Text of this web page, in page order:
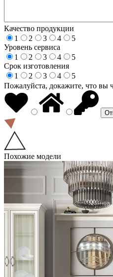
Качество продукции
1
2 3 4
5
Уровень сервиса
1
2 3 4
5
Срок изготовления
1
2 3 4
5
Пожалуйста, докажите, что вы
Похожие модели